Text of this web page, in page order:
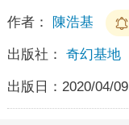
作者： 陳浩基
出版社： 奇幻基地
出版日： 2020/04/09